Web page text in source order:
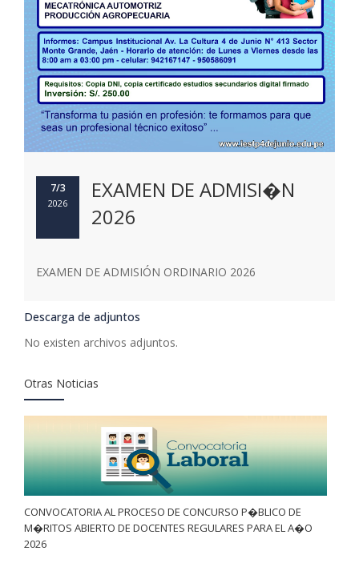
7/3
2026
EXAMEN DE ADMISI�N
2026
EXAMEN DE ADMISIÓN ORDINARIO 2026
Descarga de adjuntos
No existen archivos adjuntos.
Otras Noticias
CONVOCATORIA AL PROCESO DE CONCURSO P�BLICO DE
M�RITOS ABIERTO DE DOCENTES REGULARES PARA EL A�O
2026